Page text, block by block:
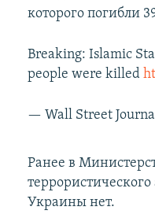
которого погибли
Breaking: Islamic
people were killed
— Wall Street
Ранее в
Украины нет.